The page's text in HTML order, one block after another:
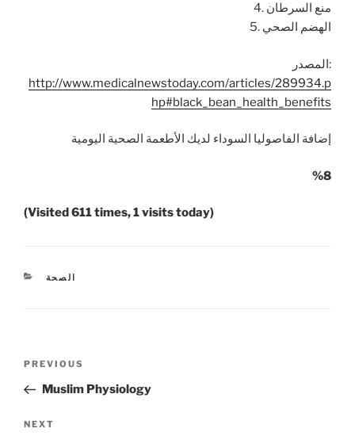
4. منع السرطان
5. الهضم الصحي
المصدر:
http://www.medicalnewstoday.com/articles/289934.p
hp#black_bean_health_benefits
إضافة الفاصوليا السوداء لديك الأطعمة الصحية اليومية
%8
(Visited 611 times, 1 visits today)
CATEGORIES
الصحة
Previous
Post
PREVIOUS
Muslim Physiology
Next
NEXT